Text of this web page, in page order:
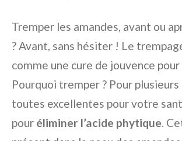
Tremper les amandes, avant ou
? Avant, sans hésiter ! Le
comme une cure de jouvence
Pourquoi tremper ? Pour plusieurs
toutes excellentes pour votre
pour éliminer l’acide phytique.